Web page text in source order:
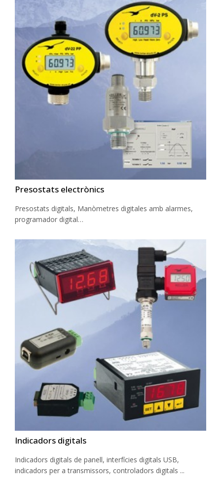
Presostats electrònics
Presostats digitals, Manòmetres digitales amb alarmes,
programador digital…
Indicadors digitals
Indicadors digitals de panell, interfícies digitals USB,
indicadors per a transmissors, controladors digitals ...